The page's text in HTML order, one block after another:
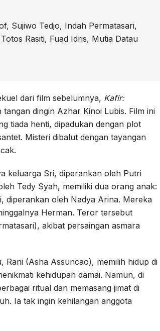
Sujiwo Tedjo, Indah Permatasari,
Rasiti, Fuad Idris, Mutia Datau
dari film sebelumnya, Kafir:
dingin Azhar Kinoi Lubis. Film ini
tiada henti, dipadukan dengan plot
Misteri dibalut dengan tayangan
keluarga Sri, diperankan oleh Putri
Tedy Syah, memiliki dua orang anak:
diperankan oleh Nadya Arina. Mereka
Herman. Teror tersebut
akibat persaingan asmara
Rani (Asha Assuncao), memilih hidup di
kehidupan damai. Namun, di
ritual dan memasang jimat di
Ia tak ingin kehilangan anggota